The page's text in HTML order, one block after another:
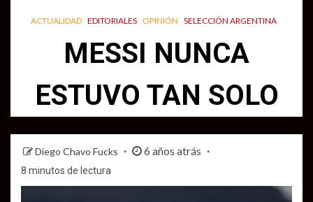
ACTUALIDAD EDITORIALES OPINIÓN SELECCIÓN ARGENTINA
MESSI NUNCA
ESTUVO TAN SOLO
Diego Chavo Fucks 6 años atrás
8 minutos de lectura